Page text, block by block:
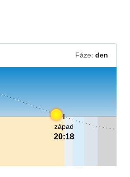
Fáze: den
západ
20:18